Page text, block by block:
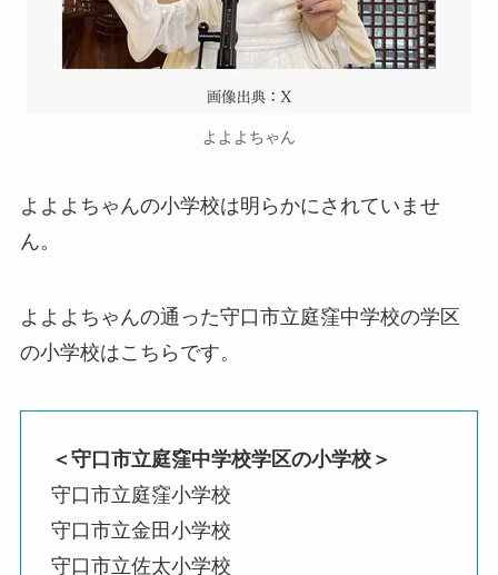
よよよちゃん
よよよちゃんの小学校は明らかにされていませ
ん。
よよよちゃんの通った守口市立庭窪中学校の学区
の小学校はこちらです。
＜守口市立庭窪中学校学区の小学校＞
守口市立庭窪小学校
守口市立金田小学校
守口市立佐太小学校